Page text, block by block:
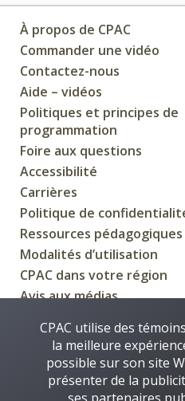
À propos de CPAC
Commander une vidéo
Contactez-nous
Aide – vidéos
Politiques et principes de
programmation
Foire aux questions
Accessibilité
Carrières
Politique de
Ressources pédagogiques
Modalités d’utilisation
CPAC dans votre région
Avis aux médias
CRÉÉE
CPAC utilise des
la meilleure
possible sur son site
présenter de la